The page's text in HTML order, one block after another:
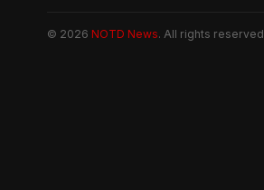
© 2026 NOTD News. All rights